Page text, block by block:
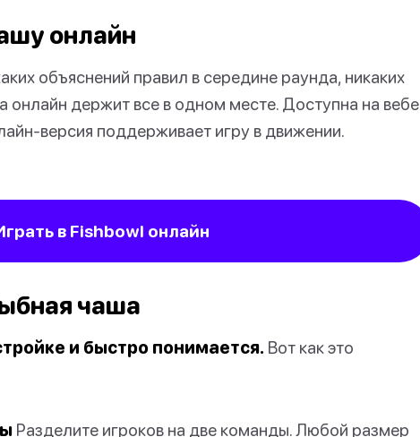
онлайн
объяснений правил в середине раунда, никаких
онлайн держит все в одном месте. Доступна на вебе
версия поддерживает игру в движении.
в Fishbowl онлайн
чаша
и быстро понимается. Вот как это
Разделите игроков на две команды. Любой размер